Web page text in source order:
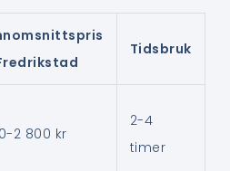
Tidsbruk
2 800 kr
2-4
timer